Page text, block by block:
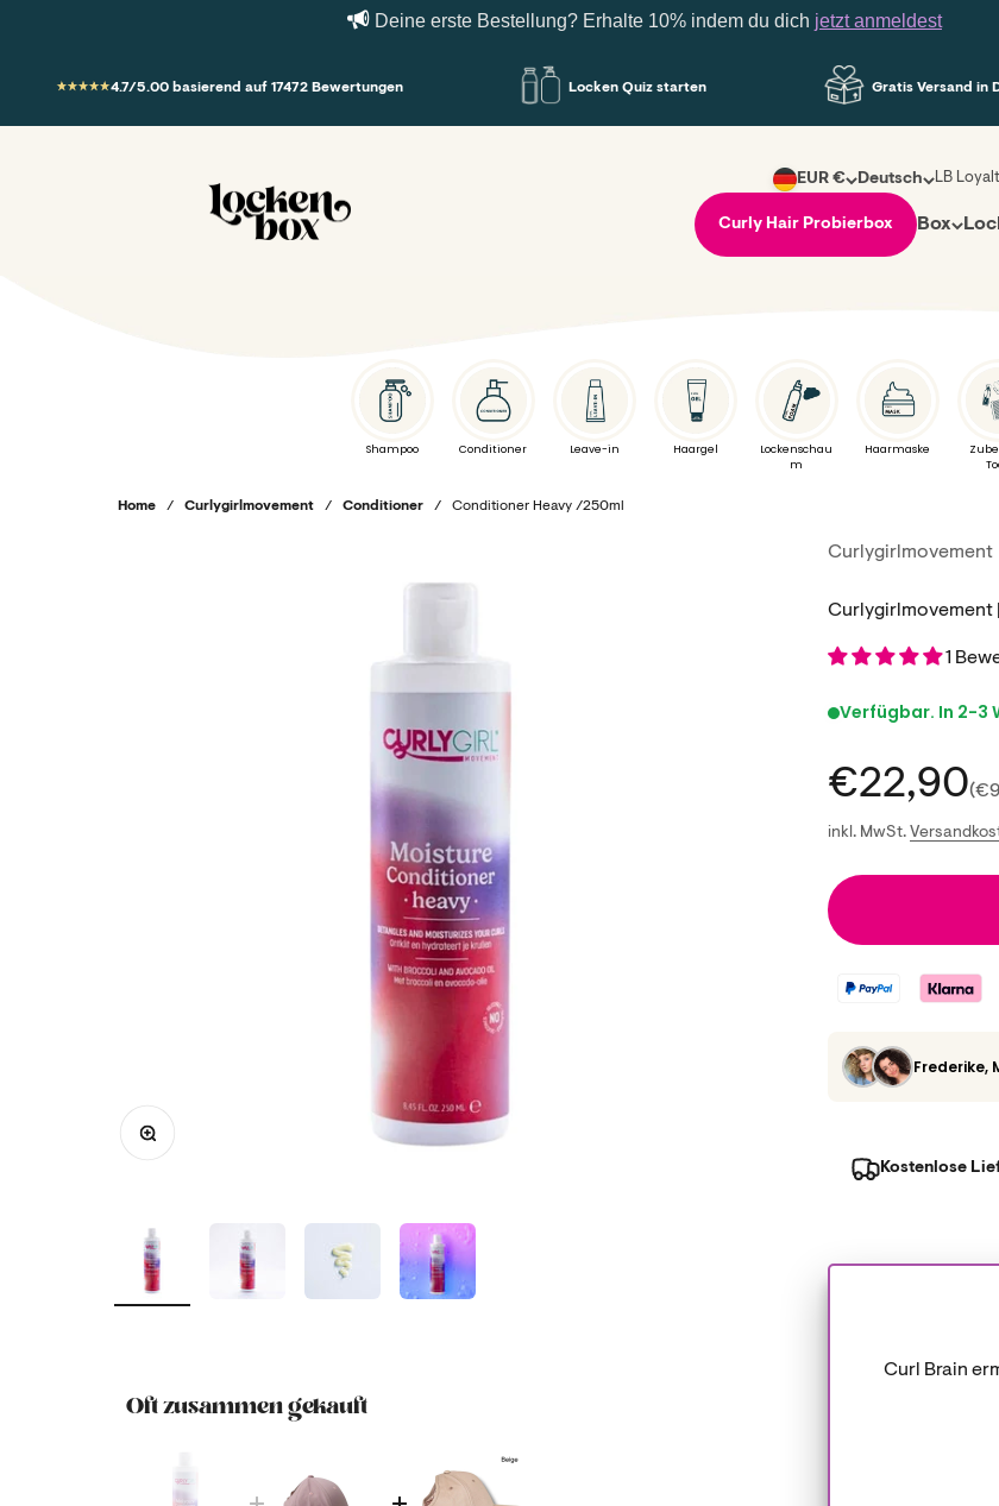
Deine erste Bestellung? Erhalte 10% indem du dichjetzt anmeldest
4.7/5.00 basierend auf 17472 Bewertungen Locken Quiz starten Gratis Versand in
Lockenbox.com
EUR € Deutsch LB
Curly Hair Probierbox Box
Shampoo Conditioner Leave-in Haargel
Lockenschau
m
Haarmaske
Home / Curlygirlmovement / Conditioner / Conditioner Heavy /250ml
Bild vergrößern
Oft zusammen gekauft
Curlygirlmovement
Curlygirlmovement
1
Verfügbar. In 2-3
Angebot
€22,90
inkl. MwSt.
Frederike,
Kostenlose
Curl Brain